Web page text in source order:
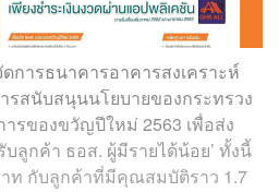
การธนาคารอาคารสงเคราะห์
รสนับสนุนนโยบายของกระทรวง
ารของขวัญปีใหม่ 2563 เพื่อส่ง
บลูกค้า ธอส. ผู้มีรายได้น้อย’ ทั้งนี้
าท กับลูกค้าที่มีคุณสมบัติราว 1.7